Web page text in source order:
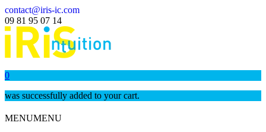
contact@iris-ic.com
09 81 95 07 14
0
was successfully added to your cart.
MENUMENU